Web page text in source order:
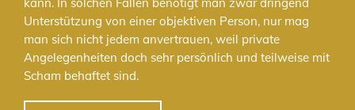
kann. In solchen Fällen benötigt man zwar dringend
Unterstützung von einer objektiven Person, nur mag
man sich nicht jedem anvertrauen, weil private
Angelegenheiten doch sehr persönlich und teilweise mit
Scham behaftet sind.